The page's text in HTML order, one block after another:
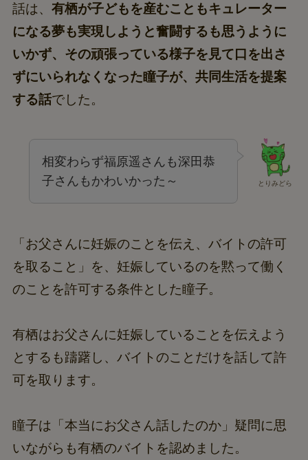
話は、 有栖が子どもを産むこともキュレーター
になる夢も実現しようと奮闘するも思うように
いかず、その頑張っている様子を見て口を出さ
ずにいられなくなった瞳子が、共同生活を提案
する話でした。
とりみどら
相変わらず福原遥さんも深田恭
子さんもかわいかった～
「お父さんに妊娠のことを伝え、バイトの許可
を取ること」を、妊娠しているのを黙って働く
のことを許可する条件とした瞳子。
有栖はお父さんに妊娠していることを伝えよう
とするも躊躇し、バイトのことだけを話して許
可を取ります。
瞳子は「本当にお父さん話したのか」疑問に思
いながらも有栖のバイトを認めました。